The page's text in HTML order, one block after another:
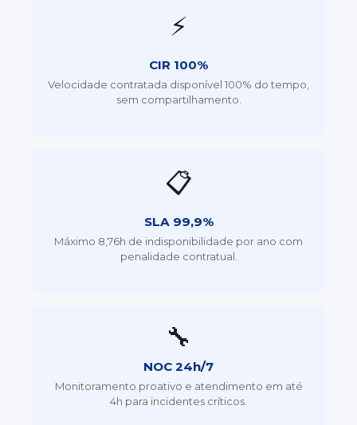
⚡
CIR 100%
Velocidade contratada disponível 100% do tempo,
sem compartilhamento.
📋
SLA 99,9%
Máximo 8,76h de indisponibilidade por ano com
penalidade contratual.
🔧
NOC 24h/7
Monitoramento proativo e atendimento em até
4h para incidentes críticos.